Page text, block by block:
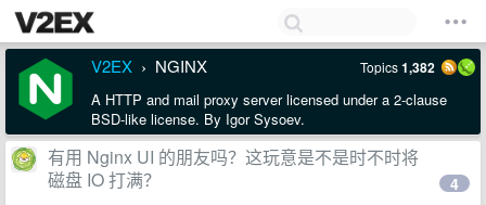
V2EX › NGINX Topics1,382
A HTTP and mail proxy server licensed under a 2-clause
BSD-like license. By Igor Sysoev.
有用 Nginx UI 的朋友吗？这玩意是不是时不时将
磁盘 IO 打满？
4